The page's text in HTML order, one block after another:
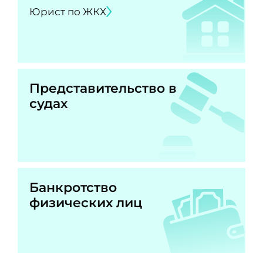
Юрист по ЖКХ
Представительство в
судах
Банкротство
физических лиц